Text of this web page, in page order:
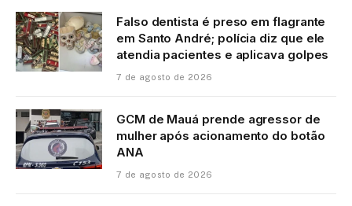
Falso dentista é preso em flagrante
em Santo André; polícia diz que ele
atendia pacientes e aplicava golpes
7 de agosto de 2026
GCM de Mauá prende agressor de
mulher após acionamento do botão
ANA
7 de agosto de 2026